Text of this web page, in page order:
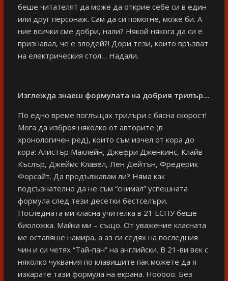
беше читателят да може да открие себе си в един
или друг персонаж. Сам да си помогне, може би. А
ние всички сме добри, нали? Някой някога да си е
признавал, че е злодей?! Дори тези, които връзват
на електрическия стол… Надали.
Изглежда знаеш формулата на добрия трилър…
По едно време поглъщах трилъри с бясна скорост!
Мога да изброя няколко от авторите (в
хронологичен ред), които съм изчел от кора до
кора: Алистър Маклейн, Джефри Дженкинс, Клайв
Къслър, Джеймс Клавел, Лен Дейтън, Фредерик
Форсайт. Да продължавам ли? Няма как
подсъзнателно да не съм “снимал” успешната
формула след тези десетки бестселъри.
Последната ми класна учителка в 21 ЕСПУ беше
биоложка. Майка ми – също. От уважение класната
ме оставяше намира, а аз си седях на последния
чин и си четях “Тай-пан” на английски. В 21-ви век с
няколко чуквания по клавишите пак можете да я
изкарате тази формула на екрана. Нооооо. Без